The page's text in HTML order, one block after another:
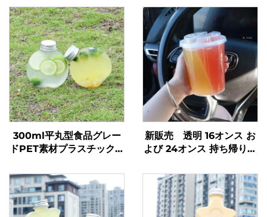
300ml平丸型食品グレー
ドPET素材プラスチック包
ティー用
新販売 透明 16オンス お
よび 24オンス 持ち帰り用
タ・ストロー付き 2室ダブ
ルスプリットボバカップ